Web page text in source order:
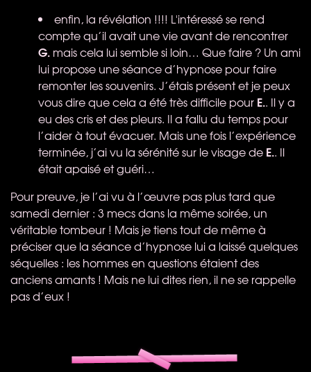
enfin, la révélation !!!! L'intéressé se rend
compte qu’il avait une vie avant de rencontrer
G. mais cela lui semble si loin… Que faire ? Un ami
lui propose une séance d’hypnose pour faire
remonter les souvenirs. J’étais présent et je peux
vous dire que cela a été très difficile pour E.. Il y a
eu des cris et des pleurs. Il a fallu du temps pour
l’aider à tout évacuer. Mais une fois l’expérience
terminée, j’ai vu la sérénité sur le visage de E.. Il
était apaisé et guéri…
Pour preuve, je l’ai vu à l’œuvre pas plus tard que
samedi dernier : 3 mecs dans la même soirée, un
véritable tombeur ! Mais je tiens tout de même à
préciser que la séance d’hypnose lui a laissé quelques
séquelles : les hommes en questions étaient des
anciens amants ! Mais ne lui dites rien, il ne se rappelle
pas d’eux !